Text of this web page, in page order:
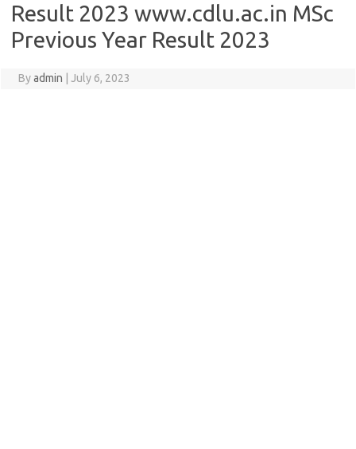
Result 2023 www.cdlu.ac.in MSc
Previous Year Result 2023
Byadmin July 6, 2023